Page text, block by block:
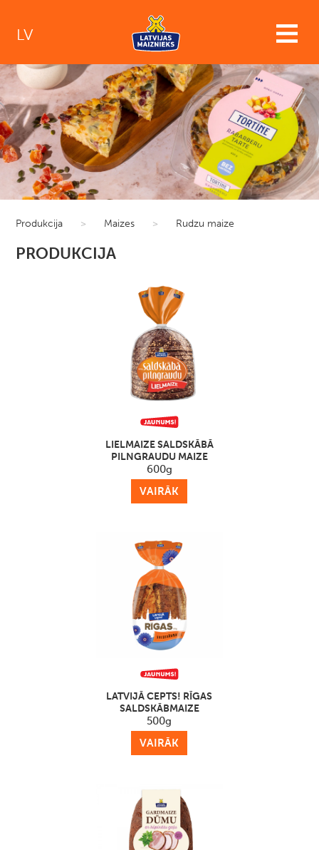
LV
Produkcija > Maizes > Rudzu maize
PRODUKCIJA
LIELMAIZE SALDSKĀBĀ
PILNGRAUDU MAIZE
600g
VAIRĀK
LATVIJĀ CEPTS! RĪGAS
SALDSKĀBMAIZE
500g
VAIRĀK